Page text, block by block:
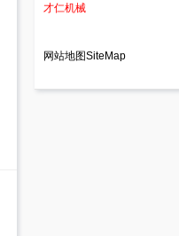
才仁机械
网站地图SiteMap